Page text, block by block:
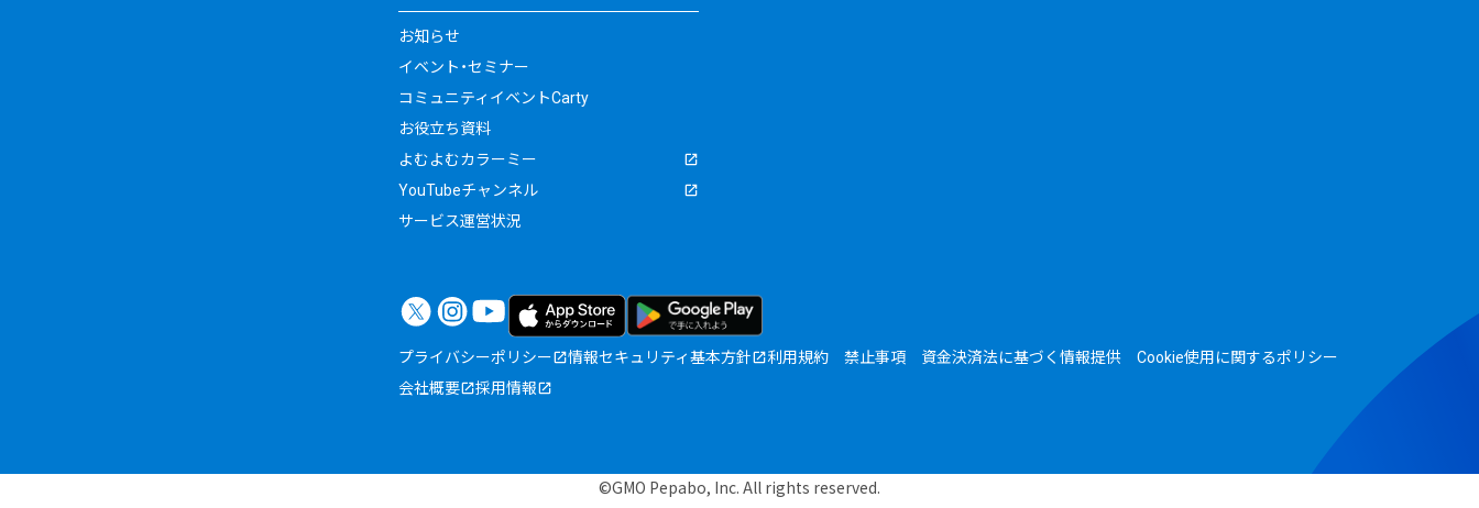
お知らせ
イベント・セミナー
コミュニティイベントCarty
お役立ち資料
よむよむカラーミー
YouTubeチャンネル
サービス運営状況
プライバシーポリシー 情報セキュリティ基本方針 利用規約 禁止事項 資金決済法に基づく情報提供
Cookie使用に関するポリシー
会社概要
採用情報
©GMO Pepabo, Inc. All rights reserved.